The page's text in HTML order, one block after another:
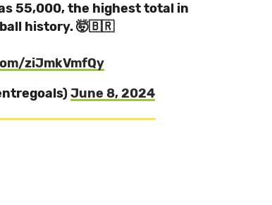
55,000, the highest total in
history. 🤯🇧🇷
ziJmkVmfQy
June 8, 2024